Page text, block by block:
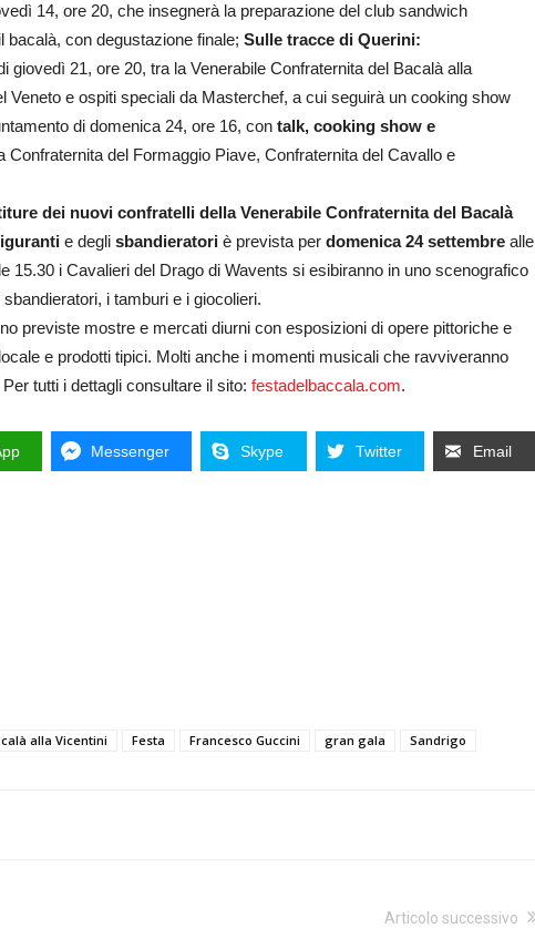
14, ore 20, che insegnerà la preparazione del club sandwich
bacalà, con degustazione finale; Sulle tracce di Querini:
giovedì 21, ore 20, tra la Venerabile Confraternita del Bacalà alla
Veneto e ospiti speciali da Masterchef, a cui seguirà un cooking show
di domenica 24, ore 16, con talk, cooking show e
Confraternita del Formaggio Piave, Confraternita del Cavallo e
dei nuovi confratelli della Venerabile Confraternita del Bacalà
e degli sbandieratori è prevista per domenica 24 settembre alle
15.30 i Cavalieri del Drago di Wavents si esibiranno in uno scenografico
i tamburi e i giocolieri.
previste mostre e mercati diurni con esposizioni di opere pittoriche e
e prodotti tipici. Molti anche i momenti musicali che ravviveranno
tutti i dettagli consultare il sito: festadelbaccala.com.
Messenger Skype Twitter Email
alla Vicentini Festa Francesco Guccini gran gala Sandrigo
Articolo successivo